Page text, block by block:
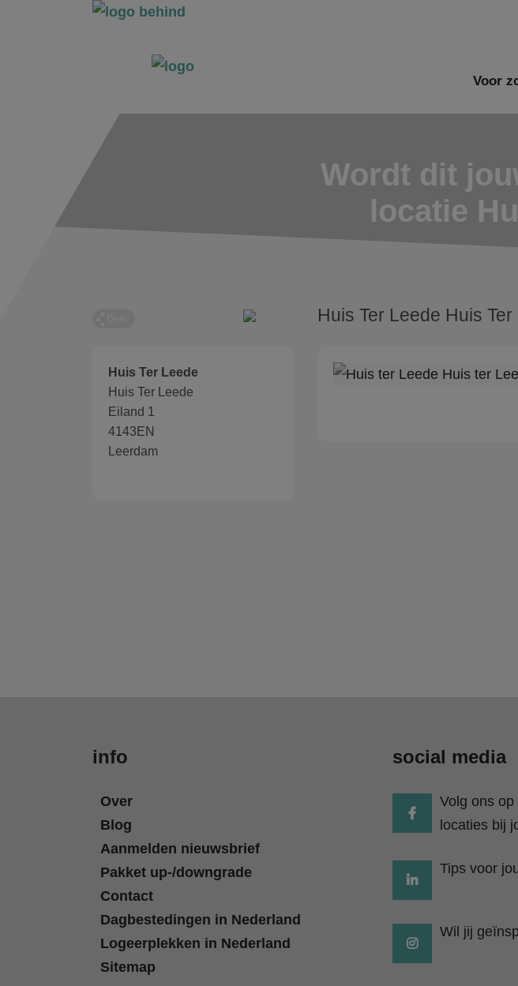
Voor
Wordt dit
locatie
Huis Ter Leede Huis Ter
Huis Ter Leede
Huis Ter Leede
Eiland 1
4143EN
Leerdam
info
Over
Blog
Aanmelden nieuwsbrief
Pakket up-/downgrade
Contact
Dagbestedingen in Nederland
Logeerplekken in Nederland
Sitemap
social media
Volg ons
locaties bij
Tips voor
Wil jij